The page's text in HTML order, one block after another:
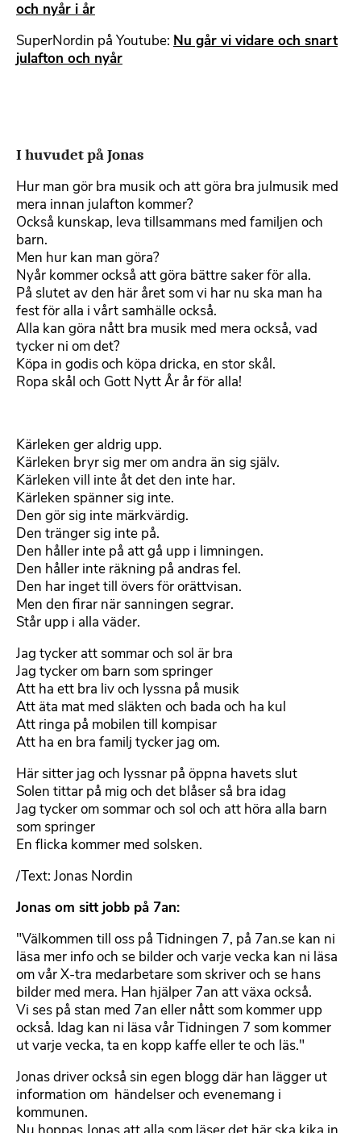
och nyår i år
SuperNordin på Youtube: Nu går vi vidare och snart
julafton och nyår
I huvudet på Jonas
Hur man gör bra musik och att göra bra julmusik med
mera innan julafton kommer?
Också kunskap, leva tillsammans med familjen och
barn.
Men hur kan man göra?
Nyår kommer också att göra bättre saker för alla.
På slutet av den här året som vi har nu ska man ha
fest för alla i vårt samhälle också.
Alla kan göra nått bra musik med mera också, vad
tycker ni om det?
Köpa in godis och köpa dricka, en stor skål.
Ropa skål och Gott Nytt År år för alla!
Kärleken ger aldrig upp.
Kärleken bryr sig mer om andra än sig själv.
Kärleken vill inte åt det den inte har.
Kärleken spänner sig inte.
Den gör sig inte märkvärdig.
Den tränger sig inte på.
Den håller inte på att gå upp i limningen.
Den håller inte räkning på andras fel.
Den har inget till övers för orättvisan.
Men den firar när sanningen segrar.
Står upp i alla väder.
Jag tycker att sommar och sol är bra
Jag tycker om barn som springer
Att ha ett bra liv och lyssna på musik
Att äta mat med släkten och bada och ha kul
Att ringa på mobilen till kompisar
Att ha en bra familj tycker jag om.
Här sitter jag och lyssnar på öppna havets slut
Solen tittar på mig och det blåser så bra idag
Jag tycker om sommar och sol och att höra alla barn
som springer
En flicka kommer med solsken.
/Text: Jonas Nordin
Jonas om sitt jobb på 7an:
"Välkommen till oss på Tidningen 7, på 7an.se kan ni
läsa mer info och se bilder och varje vecka kan ni läsa
om vår X-tra medarbetare som skriver och se hans
bilder med mera. Han hjälper 7an att växa också.
Vi ses på stan med 7an eller nått som kommer upp
också. Idag kan ni läsa vår Tidningen 7 som kommer
ut varje vecka, ta en kopp kaffe eller te och läs."
Jonas driver också sin egen blogg där han lägger ut
information om händelser och evenemang i
kommunen.